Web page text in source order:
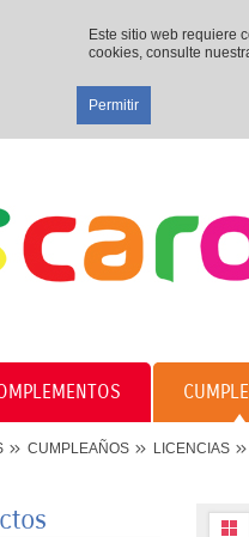
Este sitio web requiere
cookies, consulte
Permitir
CUMPLEAÑOS LICENCIAS
MARIPOSAS
250ML